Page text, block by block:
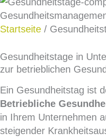
Startseite /
Gesundheitstage in
zur betrieblichen
Ein Gesundheitstag ist
Betriebliche
in Ihrem Unternehmen
steigender